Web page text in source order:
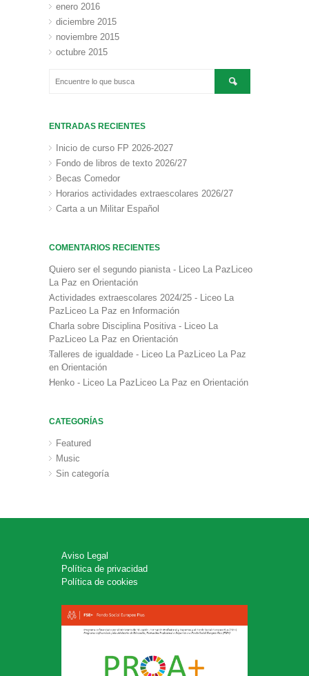
enero 2016
diciembre 2015
noviembre 2015
octubre 2015
ENTRADAS RECIENTES
Inicio de curso FP 2026-2027
Fondo de libros de texto 2026/27
Becas Comedor
Horarios actividades extraescolares 2026/27
Carta a un Militar Español
COMENTARIOS RECIENTES
Quiero ser el segundo pianista - Liceo La PazLiceo
La Paz enOrientación
Actividades extraescolares 2024/25 - Liceo La
PazLiceo La Paz enInformación
Charla sobre Disciplina Positiva - Liceo La
PazLiceo La Paz enOrientación
Talleres de igualdade - Liceo La PazLiceo La Paz
enOrientación
Henko - Liceo La PazLiceo La Paz enOrientación
CATEGORÍAS
Featured
Music
Sin categoría
Aviso Legal
Política de privacidad
Política de cookies